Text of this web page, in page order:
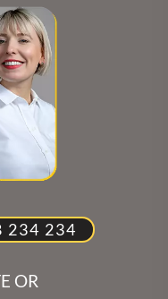
234 234
OR